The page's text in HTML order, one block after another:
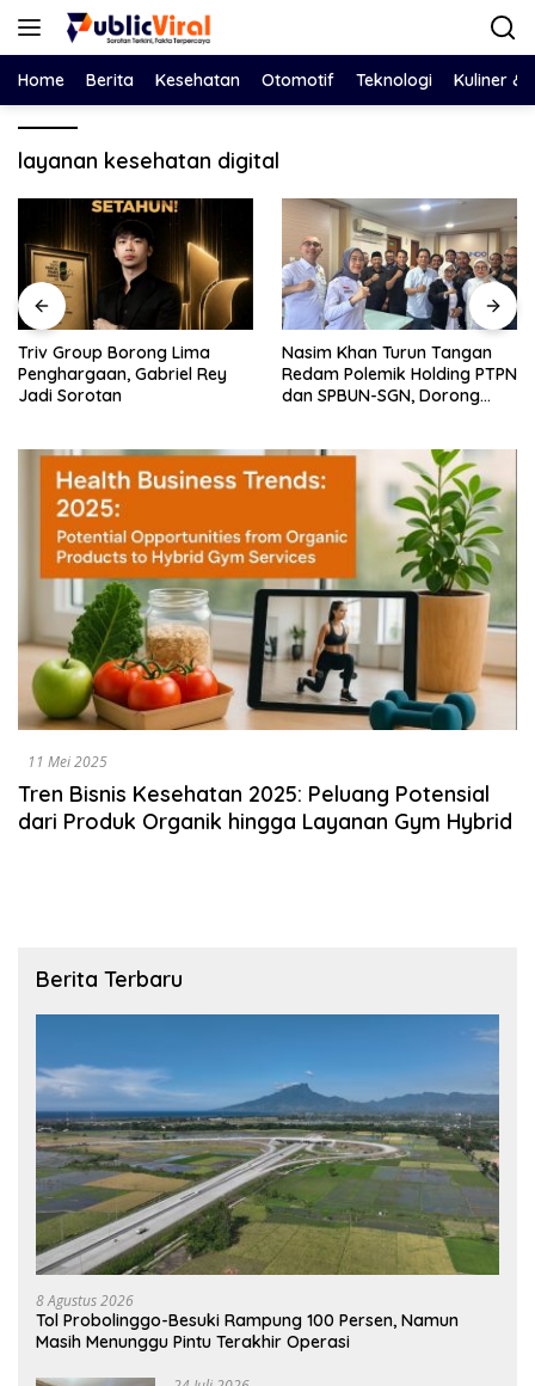
Langsung
Home Berita Kesehatan Otomotif Teknologi Kuliner &
layanan kesehatan digital
Triv Group Borong Lima
Penghargaan, Gabriel Rey
Jadi Sorotan
Nasim Khan Turun Tangan
Redam Polemik Holding PTPN
dan SPBUN-SGN, Dorong
11 Mei 2025
Tren Bisnis Kesehatan 2025: Peluang Potensial
dari Produk Organik hingga Layanan Gym Hybrid
Berita Terbaru
8 Agustus 2026
Tol Probolinggo-Besuki Rampung 100 Persen, Namun
Masih Menunggu Pintu Terakhir Operasi